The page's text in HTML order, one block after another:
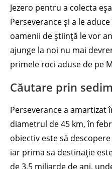
Jezero pentru a colecta
Perseverance și a le
oamenii de știință le vor
ajunge la noi nu mai
primele roci aduse de pe
Căutare prin
Perseverance a amartizat
diametrul de 45 km, în
obiectiv este să
iar prima sa destinație
de 3,5 miliarde de ani,